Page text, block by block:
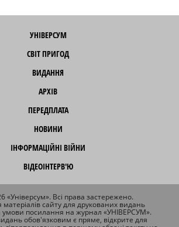
УНІВЕРСУМ
СВІТ ПРИГОД
ВИДАННЯ
АРХІВ
ПЕРЕДПЛАТА
НОВИНИ
ІНФОРМАЦІЙНІ ВІЙНИ
ВІДЕОІНТЕРВ'Ю
«Універсум». Всі права застережено.
сайту для друкованих видань
умови посилання на журнал «УНІВЕРСУМ».
обов'язковим є пряме, відкрите для